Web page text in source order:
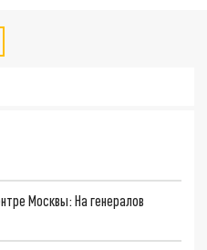
Москвы: На генералов